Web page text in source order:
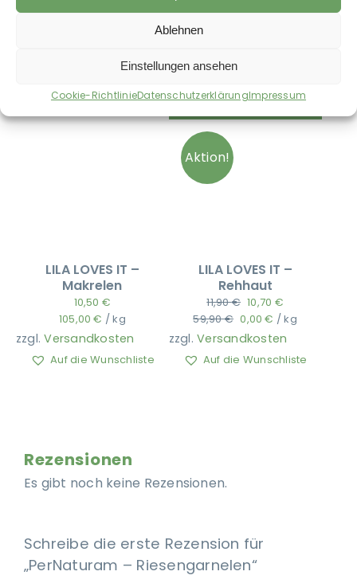
Ablehnen
Einstellungen ansehen
Cookie-RichtlinieDatenschutzerklärungImpressum
LILA LOVES IT –
Makrelen
10,50 €
105,00€ /kg
zzgl.Versandkosten
Auf die Wunschliste
Aktion!
LILA LOVES IT –
Rehhaut
11,90€ 10,70 €
59,90€ Ursprünglicher
Preis
59,90 €
0,00€ Aktueller
Preis
0,00 €.
/kg
zzgl.Versandkosten
Auf die Wunschliste
Rezensionen
Es gibt noch keine Rezensionen.
Schreibe die erste Rezension für
„PerNaturam – Riesengarnelen“